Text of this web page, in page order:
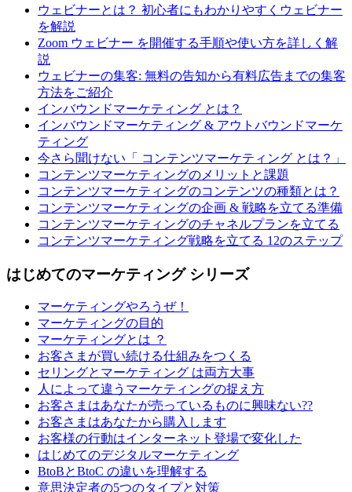
ウェビナーとは？ 初心者にもわかりやすくウェビナー
を解説
Zoom ウェビナー を開催する手順や使い方を詳しく解
説
ウェビナーの集客: 無料の告知から有料広告までの集客
方法をご紹介
インバウンドマーケティング とは？
インバウンドマーケティング & アウトバウンドマーケ
ティング
今さら聞けない「 コンテンツマーケティング とは？」
コンテンツマーケティングのメリットと課題
コンテンツマーケティングのコンテンツの種類とは？
コンテンツマーケティングの企画 & 戦略を立てる準備
コンテンツマーケティングのチャネルプランを立てる
コンテンツマーケティング戦略を立てる 12のステップ
はじめてのマーケティング シリーズ
マーケティングやろうぜ！
マーケティングの目的
マーケティングとは ？
お客さまが買い続ける仕組みをつくる
セリングとマーケティング は両方大事
人によって違うマーケティングの捉え方
お客さまはあなたが売っているものに興味ない??
お客さまはあなたから購入します
お客様の行動はインターネット登場で変化した
はじめてのデジタルマーケティング
BtoBとBtoC の違いを理解する
意思決定者の5つのタイプと対策